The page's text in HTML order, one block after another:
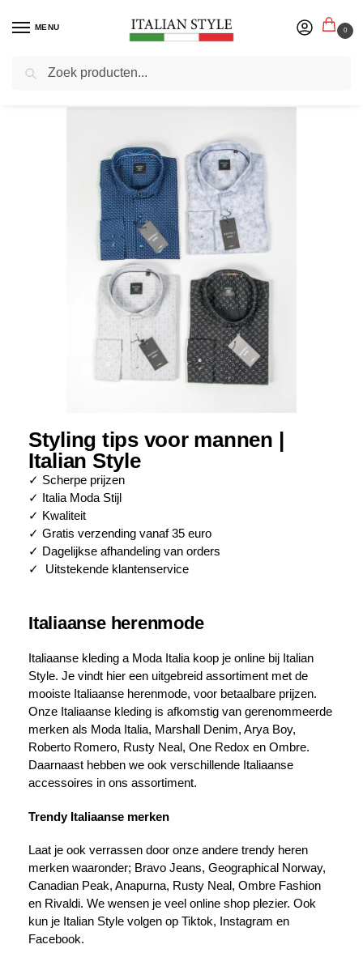
MENU 0
Home Blog / Styling tips voor mannen | Italian Style
Styling tips voor mannen |
Italian Style
✓ Scherpe prijzen
✓ Italia Moda Stijl
✓ Kwaliteit
✓ Gratis verzending vanaf 35 euro
✓ Dagelijkse afhandeling van orders
✓ Uitstekende klantenservice
Italiaanse herenmode
Italiaanse kleding a Moda Italia koop je online bij Italian
Style. Je vindt hier een uitgebreid assortiment met de
mooiste Italiaanse herenmode, voor betaalbare prijzen.
Onze Italiaanse kleding is afkomstig van gerenommeerde
merken als Moda Italia, Marshall Denim, Arya Boy,
Roberto Romero, Rusty Neal, One Redox en Ombre.
Daarnaast hebben we ook verschillende Italiaanse
accessoires in ons assortiment.
Trendy Italiaanse merken
Laat je ook verrassen door onze andere trendy heren
merken waaronder; Bravo Jeans, Geographical Norway,
Canadian Peak, Anapurna, Rusty Neal, Ombre Fashion
en Rivaldi. We wensen je veel online shop plezier. Ook
kun je Italian Style volgen op Tiktok, Instagram en
Facebook.